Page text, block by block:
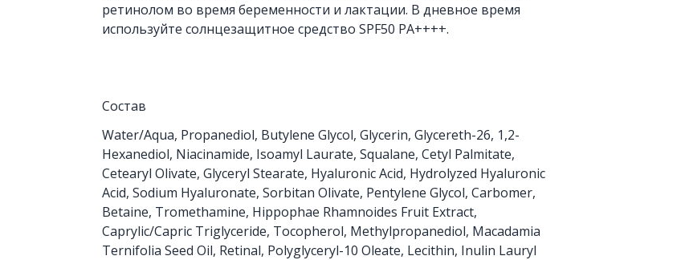
ретинолом во время беременности и лактации. В дневное время
используйте солнцезащитное средство SPF50 PA++++.
Состав
Water/Aqua, Propanediol, Butylene Glycol, Glycerin, Glycereth-26, 1,2-
Hexanediol, Niacinamide, Isoamyl Laurate, Squalane, Cetyl Palmitate,
Cetearyl Olivate, Glyceryl Stearate, Hyaluronic Acid, Hydrolyzed Hyaluronic
Acid, Sodium Hyaluronate, Sorbitan Olivate, Pentylene Glycol, Carbomer,
Betaine, Tromethamine, Hippophae Rhamnoides Fruit Extract,
Caprylic/Capric Triglyceride, Tocopherol, Methylpropanediol, Macadamia
Ternifolia Seed Oil, Retinal, Polyglyceryl-10 Oleate, Lecithin, Inulin Lauryl